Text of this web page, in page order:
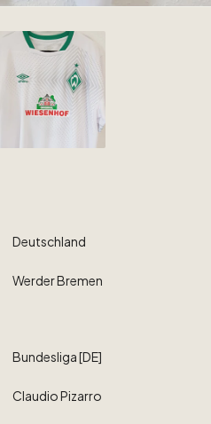
Deutschland
WerderBremen
Bundesliga[DE]
ClaudioPizarro